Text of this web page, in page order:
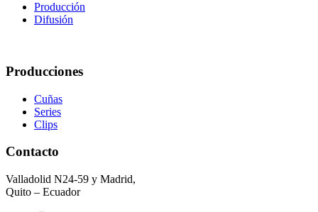
Producción
Difusión
Producciones
Cuñas
Series
Clips
Contacto
Valladolid N24-59 y Madrid,
Quito – Ecuador